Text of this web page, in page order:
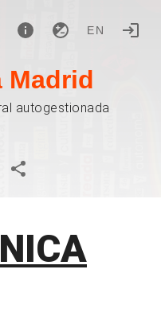
EN
Madrid
autogestionada